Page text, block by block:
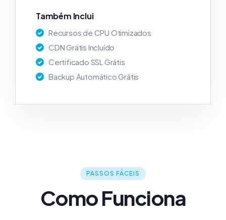
Também Inclui
Recursos de CPU Otimizados
CDN Grátis Incluído
Certificado SSL Grátis
Backup Automático Grátis
PASSOS FÁCEIS
Como Funciona